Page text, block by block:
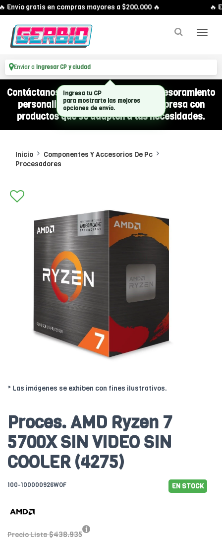
Envío gratis en compras mayores a $200.000 🔥 🔥
Enviar a Ingresar CP y ciudad
Contáctanos por WhatsApp y recibí asesoramiento
personalizado para equipar a tu empresa con
productos que se adapten a tus necesidades.
Inicio
Componentes Y Accesorios De Pc
Procesadores
* Las imágenes se exhiben con fines ilustrativos.
Proces. AMD Ryzen 7
5700X SIN VIDEO SIN
COOLER (4275)
100-100000926WOF EN STOCK
Precio Lista $438.935
Ingresa tu CP
para mostrarte las mejores
opciones de envío.